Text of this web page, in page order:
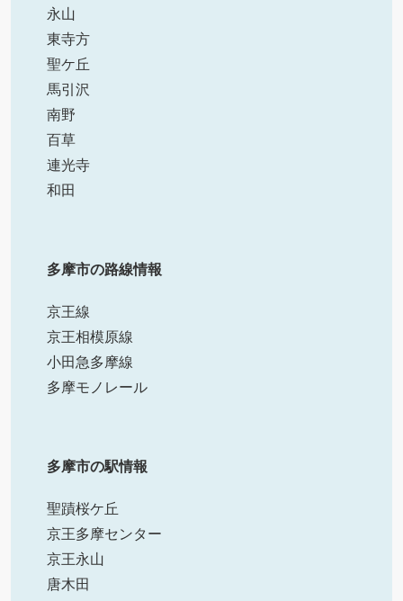
永山
東寺方
聖ケ丘
馬引沢
南野
百草
連光寺
和田
多摩市の路線情報
京王線
京王相模原線
小田急多摩線
多摩モノレール
多摩市の駅情報
聖蹟桜ケ丘
京王多摩センター
京王永山
唐木田